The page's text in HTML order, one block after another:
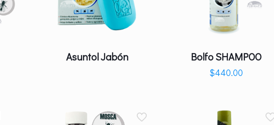
Asuntol Jabón Bolfo SHAMPOO
$440.00